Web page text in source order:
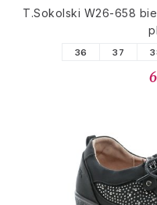
T.Sokolski W26-658
36 37